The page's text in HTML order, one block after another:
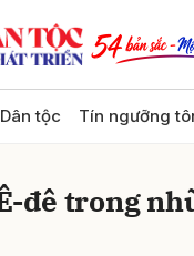
tộc Tín ngưỡng
đê trong